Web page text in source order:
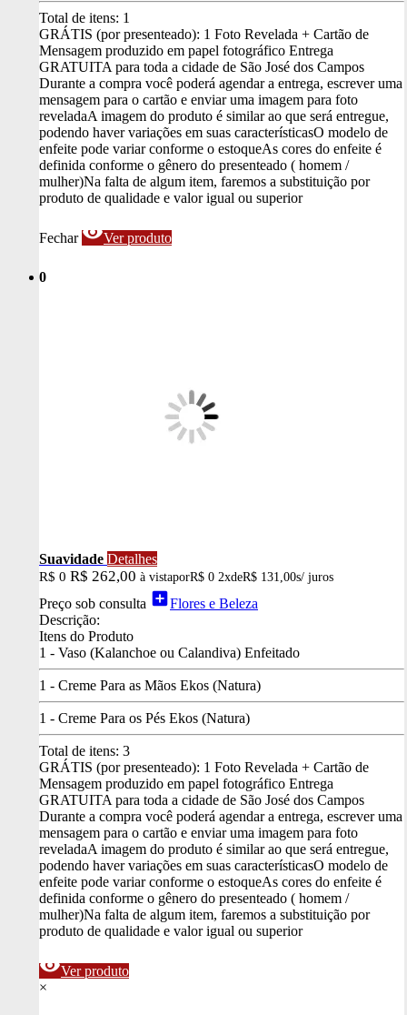
Total de itens: 1
GRÁTIS (por presenteado): 1 Foto Revelada + Cartão de
Mensagem produzido em papel fotográfico Entrega
GRATUITA para toda a cidade de São José dos Campos
Durante a compra você poderá agendar a entrega, escrever uma
mensagem para o cartão e enviar uma imagem para foto
reveladaA imagem do produto é similar ao que será entregue,
podendo haver variações em suas característicasO modelo de
enfeite pode variar conforme o estoqueAs cores do enfeite é
definida conforme o gênero do presenteado ( homem /
mulher)Na falta de algum item, faremos a substituição por
produto de qualidade e valor igual ou superior
Fechar visibilityVer produto
0
Suavidade Detalhes
R$ 0 R$ 262,00 à vistaporR$ 0 2xdeR$ 131,00s/ juros
Preço sob consulta add_boxFlores e Beleza
Descrição:
Itens do Produto
1 - Vaso (Kalanchoe ou Calandiva) Enfeitado
1 - Creme Para as Mãos Ekos (Natura)
1 - Creme Para os Pés Ekos (Natura)
Total de itens: 3
GRÁTIS (por presenteado): 1 Foto Revelada + Cartão de
Mensagem produzido em papel fotográfico Entrega
GRATUITA para toda a cidade de São José dos Campos
Durante a compra você poderá agendar a entrega, escrever uma
mensagem para o cartão e enviar uma imagem para foto
reveladaA imagem do produto é similar ao que será entregue,
podendo haver variações em suas característicasO modelo de
enfeite pode variar conforme o estoqueAs cores do enfeite é
definida conforme o gênero do presenteado ( homem /
mulher)Na falta de algum item, faremos a substituição por
produto de qualidade e valor igual ou superior
visibilityVer produto
×